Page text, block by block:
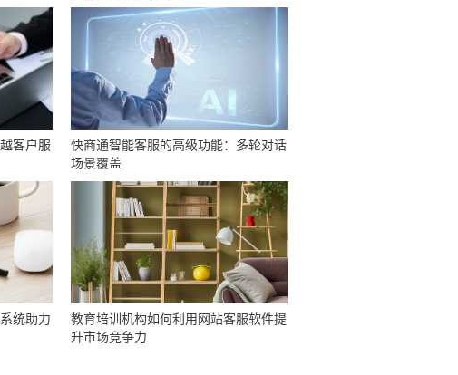
客户服
快商通智能客服的高级功能：多轮对话
场景覆盖
统助力
教育培训机构如何利用网站客服软件提
升市场竞争力